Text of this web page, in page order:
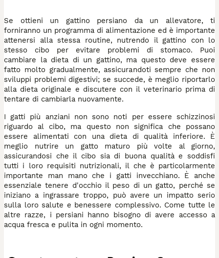
Se ottieni un gattino persiano da un allevatore, ti
forniranno un programma di alimentazione ed è importante
attenersi alla stessa routine, nutrendo il gattino con lo
stesso cibo per evitare problemi di stomaco. Puoi
cambiare la dieta di un gattino, ma questo deve essere
fatto molto gradualmente, assicurandoti sempre che non
sviluppi problemi digestivi; se succede, è meglio riportarlo
alla dieta originale e discutere con il veterinario prima di
tentare di cambiarla nuovamente.
I gatti più anziani non sono noti per essere schizzinosi
riguardo al cibo, ma questo non significa che possano
essere alimentati con una dieta di qualità inferiore. È
meglio nutrire un gatto maturo più volte al giorno,
assicurandosi che il cibo sia di buona qualità e soddisfi
tutti i loro requisiti nutrizionali, il che è particolarmente
importante man mano che i gatti invecchiano. È anche
essenziale tenere d'occhio il peso di un gatto, perché se
iniziano a ingrassare troppo, può avere un impatto serio
sulla loro salute e benessere complessivo. Come tutte le
altre razze, i persiani hanno bisogno di avere accesso a
acqua fresca e pulita in ogni momento.